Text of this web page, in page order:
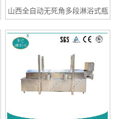
山西全自动无死角多段淋浴式瓶
杀菌机